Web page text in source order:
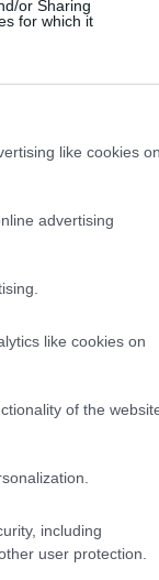
or Sharing
for which it
like cookies on
advertising
like cookies on
of the
including
user protection.